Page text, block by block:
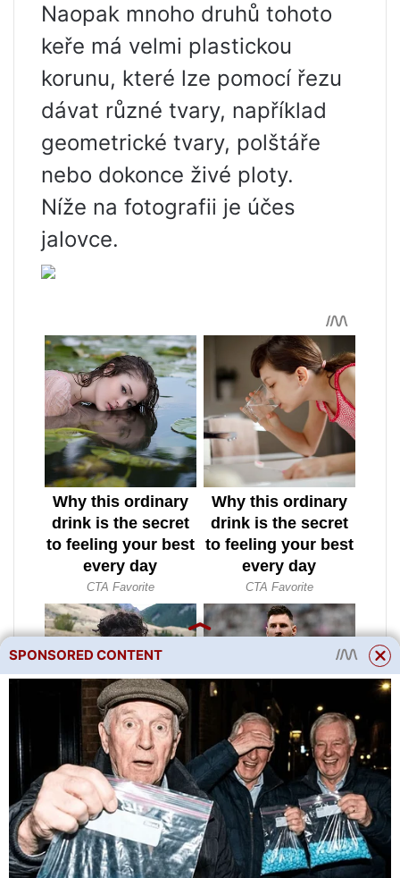
Naopak mnoho druhů tohoto
keře má velmi plastickou
korunu, které lze pomocí řezu
dávat různé tvary, například
geometrické tvary, polštáře
nebo dokonce živé ploty.
Níže na fotografii je účes
jalovce.
SPONSORED CONTENT